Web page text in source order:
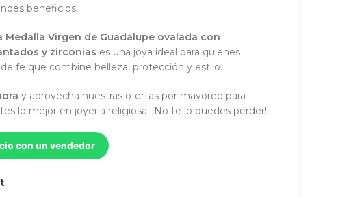
beneficios.
Medalla Virgen de Guadalupe ovalada con
y zirconias es una joya ideal para quienes
fe que combine belleza, protección y estilo.
y aprovecha nuestras ofertas por mayoreo para
lo mejor en joyería religiosa. ¡No te lo puedes perder!
con un vendedor